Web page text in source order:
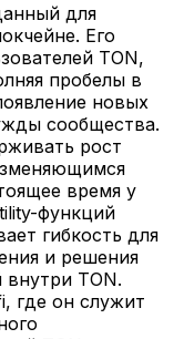
для
Его
TON,
пробелы в
новых
сообщества.
рост
время у
функций
гибкость для
и решения
внутри TON.
где он служит